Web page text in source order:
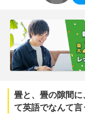
畳と、畳の隙間
て英語でなんて言